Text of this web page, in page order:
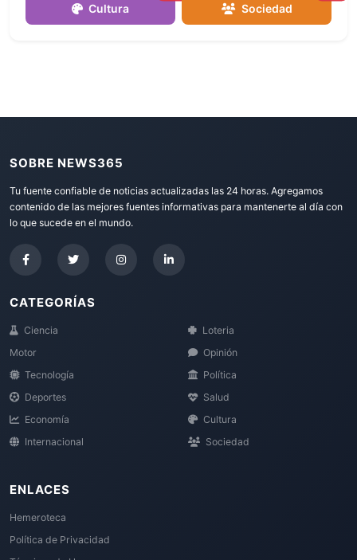
Cultura Sociedad
SOBRE NEWS365
Tu fuente confiable de noticias actualizadas las 24 horas. Agregamos
contenido de las mejores fuentes informativas para mantenerte al día con
lo que sucede en el mundo.
CATEGORÍAS
Ciencia
Motor
Tecnología
Deportes
Economía
Internacional
Loteria
Opinión
Política
Salud
Cultura
Sociedad
ENLACES
Hemeroteca
Política de Privacidad